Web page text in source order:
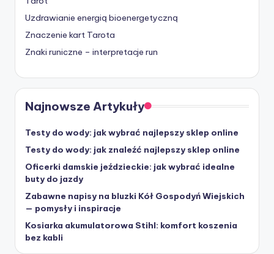
Uzdrawianie energią bioenergetyczną
Znaczenie kart Tarota
Znaki runiczne – interpretacje run
Najnowsze Artykuły
Testy do wody: jak wybrać najlepszy sklep online
Testy do wody: jak znaleźć najlepszy sklep online
Oficerki damskie jeździeckie: jak wybrać idealne
buty do jazdy
Zabawne napisy na bluzki Kół Gospodyń Wiejskich
— pomysły i inspiracje
Kosiarka akumulatorowa Stihl: komfort koszenia
bez kabli